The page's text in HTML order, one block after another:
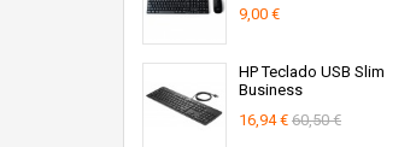
9,00 €
HP Teclado USB Slim
Business
16,94 € 60,50 €